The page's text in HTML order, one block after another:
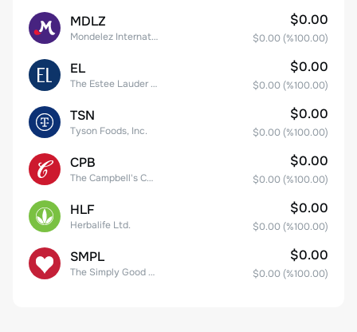
MDLZ
Mondelez International, Inc. Class A
$0.00
$0.00 (%100.00)
EL
The Estee Lauder Companies Inc. Class A
$0.00
$0.00 (%100.00)
TSN
Tyson Foods, Inc.
$0.00
$0.00 (%100.00)
CPB
The Campbell's Company Common Stock
$0.00
$0.00 (%100.00)
HLF
Herbalife Ltd.
$0.00
$0.00 (%100.00)
SMPL
The Simply Good Foods Company Common Stock
$0.00
$0.00 (%100.00)